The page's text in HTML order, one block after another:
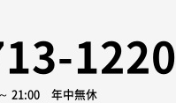
1220
21:00 年中無休